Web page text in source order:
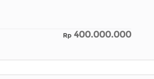
Rp 400.000.000